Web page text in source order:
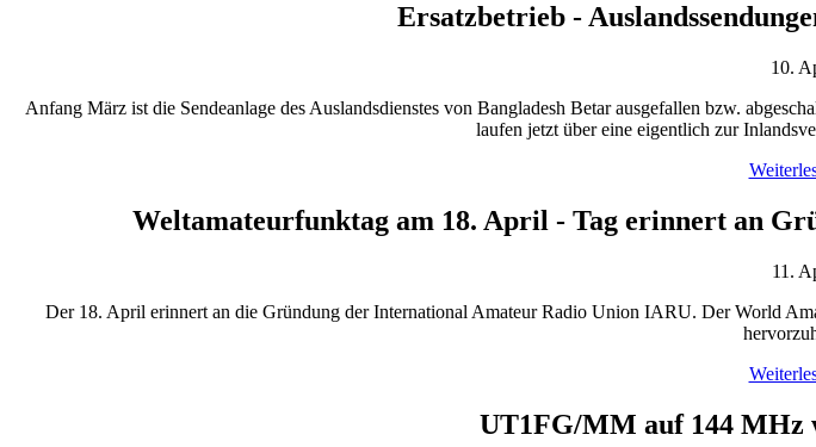
Ersatzbetrieb -
10.
Anfang März ist die Sendeanlage des Auslandsdienstes von Bangladesh Betar ausgefallen bzw.
laufen jetzt über eine eigentlich zur
Weltamateurfunktag am 18. April - Tag erinnert an
11.
Der 18. April erinnert an die Gründung der International Amateur Radio Union IARU. Der World
UT1FG/MM auf 144 MHz